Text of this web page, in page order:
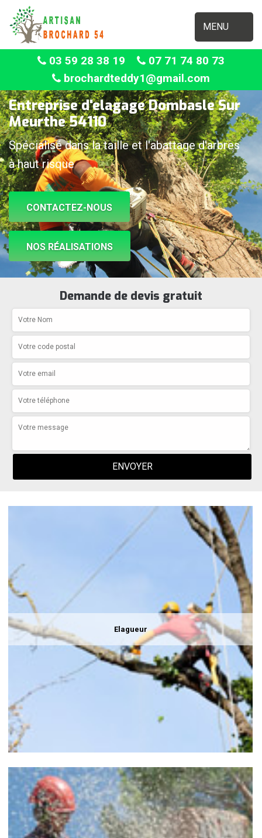
MENU
03 59 28 38 19
07 71 74 80 73
brochardteddy1@gmail.com
Entreprise d'elagage Dombasle Sur
Meurthe 54110
Spécialisé dans la taille et l'abattage d'arbres
à haut risque
CONTACTEZ-NOUS
NOS RÉALISATIONS
Demande de devis gratuit
Elagueur